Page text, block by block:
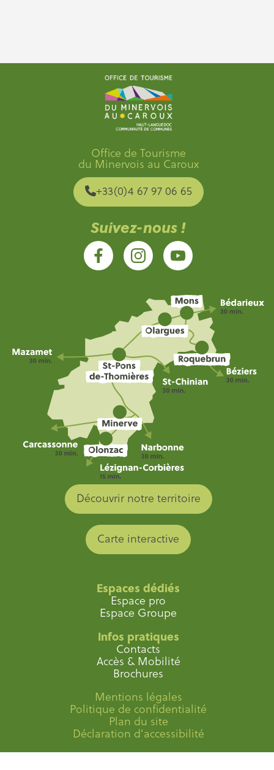
Office de Tourisme
du Minervois au Caroux
+33(0)4 67 97 06 65
Suivez-nous !
Découvrir notre territoire
Carte interactive
Espaces dédiés
Espace pro
Espace Groupe
Infos pratiques
Contacts
Accès & Mobilité
Brochures
Mentions légales
Politique de confidentialité
Plan du site
Déclaration d’accessibilité